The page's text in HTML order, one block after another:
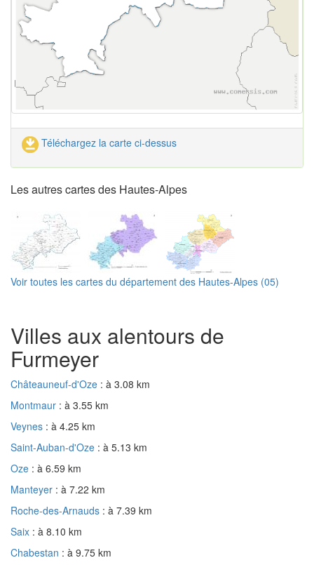
Téléchargez la carte ci-dessus
Les autres cartes des Hautes-Alpes
Voir toutes les cartes du département des Hautes-Alpes (05)
Villes aux alentours de
Furmeyer
Châteauneuf-d'Oze : à 3.08 km
Montmaur : à 3.55 km
Veynes : à 4.25 km
Saint-Auban-d'Oze : à 5.13 km
Oze : à 6.59 km
Manteyer : à 7.22 km
Roche-des-Arnauds : à 7.39 km
Saix : à 8.10 km
Chabestan : à 9.75 km